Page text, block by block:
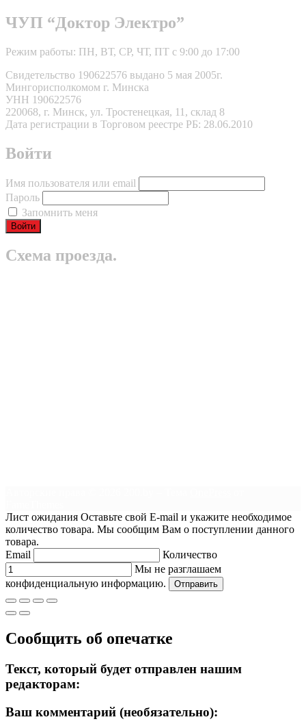
ЧУП “Доктор Электро”
Режим работы: ПН, ВТ, СР, ЧТ, ПТ с 9:00 до 17:00
Свидетельство 190622576 выдано 5 мая 2005г.
Мингорисполкомом г. Минска
УНН 190622576
220068, г. Минск, ул. Тростенецкая, 11, склад 8
Дата регистрации в Торговом реестре РБ: 28.06.2010
Войти
Имя пользователя или email
Пароль
Запомнить меня
Схема проезда.
Лист ожидания Оставьте свой E-mail и укажите необходимое
количество товара. Мы сообщим Вам о поступлении данного
товара.
Email
Количество
Мы не разглашаем
конфиденциальную информацию.
Отправить
Сообщить об опечатке
Текст, который будет отправлен нашим
редакторам:
Ваш комментарий (необязательно):